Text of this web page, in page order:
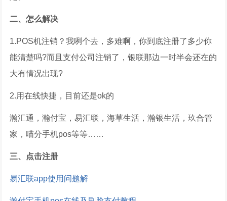
二、怎么解决
1.POS机注销？我咧个去，多难啊，你到底注册了多少你
能清楚吗?而且支付公司注销了，银联那边一时半会还在的
大有情况出现?
2.用在线快捷，目前还是ok的
瀚汇通，瀚付宝，易汇联，海草生活，瀚银生活，玖合管
家，喵分手机pos等等……
三、点击注册
易汇联app使用问题解